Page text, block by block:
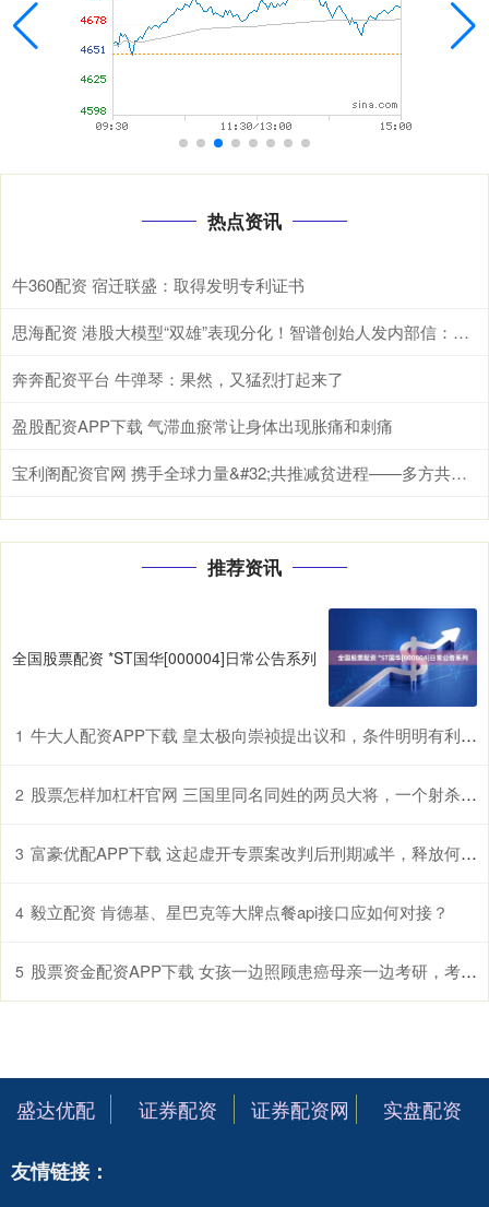
热点资讯
牛360配资 宿迁联盛：取得发明专利证书
思海配资 港股大模型“双雄”表现分化！智谱创始人发内部信：不追求短期变现，全力追求“全人类高度”
奔奔配资平台 牛弹琴：果然，又猛烈打起来了
盈股配资APP下载 气滞血瘀常让身体出现胀痛和刺痛
宝利阁配资官网 携手全球力量&#32;共推减贫进程——多方共议减贫合作
推荐资讯
全国股票配资 *ST国华[000004]日常公告系列
1 牛大人配资APP下载 皇太极向崇祯提出议和，条件明明有利于明朝，为何崇祯还是要拒绝
2 股票怎样加杠杆官网 三国里同名同姓的两员大将，一个射杀黄忠，另一个更厉害！
3 富豪优配APP下载 这起虚开专票案改判后刑期减半，释放何信号
4 毅立配资 肯德基、星巴克等大牌点餐api接口应如何对接？
5 股票资金配资APP下载 女孩一边照顾患癌母亲一边考研，考上后却确诊直肠癌晚期，“不治疗时就在家拍视频，不想闲着，有人找我倾诉时会觉得自己也是有价值的”
盛达优配 证券配资 证券配资网 实盘配资
友情链接：